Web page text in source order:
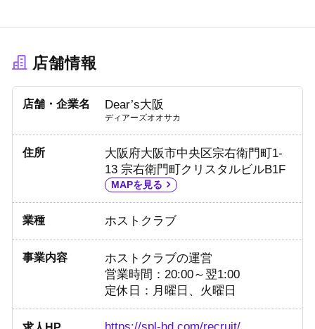
店舗情報
店舗・企業名 Dear’s大阪
ディアーズオオサカ
住所
大阪府大阪市中央区宗右衛門町1-
13 宗右衛門町クリスタルビルB1F
MAPを見る
業種 ホストクラブ
事業内容
ホストクラブの運営
営業時間：20:00～翌1:00
定休日：月曜日、火曜日
https://spl-hd.com/recruit/